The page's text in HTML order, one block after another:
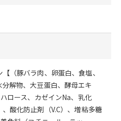
（豚バラ肉、卵蛋白、食塩、
解物、大豆蛋白、酵母エキ
ロース、カゼインNa、乳化
酸化防止剤（V.C）、増粘多糖